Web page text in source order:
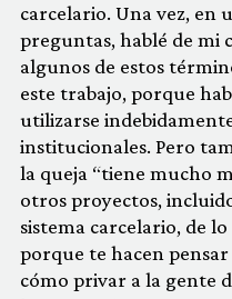
carcelario. Una vez, en
preguntas, hablé de mi
algunos de estos
este trabajo, porque
utilizarse
institucionales. Pero
la queja “tiene mucho
otros proyectos,
sistema carcelario, de
porque te hacen pensar
cómo privar a la gente